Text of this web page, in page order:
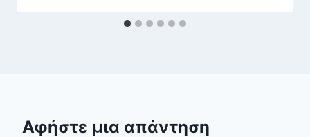
Αφήστε μια απάντηση